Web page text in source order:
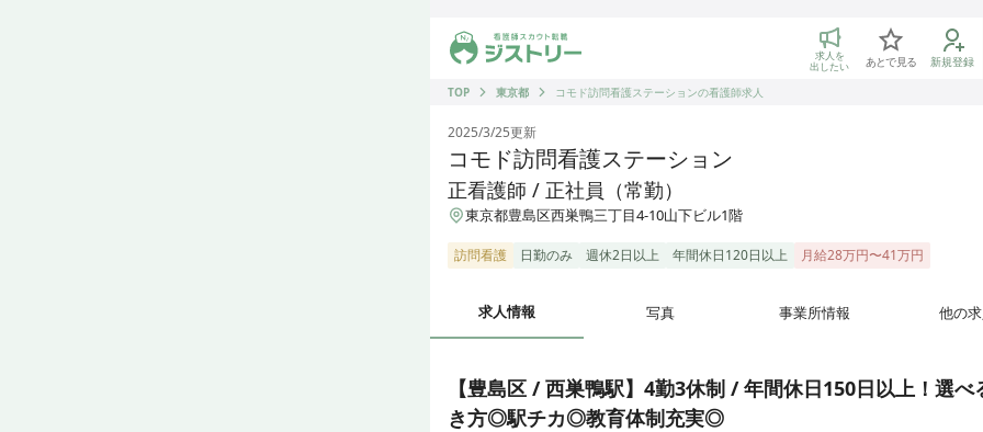
ジストリー 看護師の転職マッチング
求人を
出したい あとで見る 新規登録
TOP
東京都 コモド訪問看護ステーションの看護師求人
2025/3/25更新
コモド訪問看護ステーション
正看護師 / 正社員（常勤）
東京都豊島区西巣鴨三丁目4-10山下ビル1階
訪問看護 日勤のみ 週休2日以上 年間休日120日以上 月給28万円〜41万円
求人情報 写真 事業所情報 他の求
【豊島区 / 西巣鴨駅】4勤3休制 / 年間休日150日以上！選べ
き方◎駅チカ◎教育体制充実◎